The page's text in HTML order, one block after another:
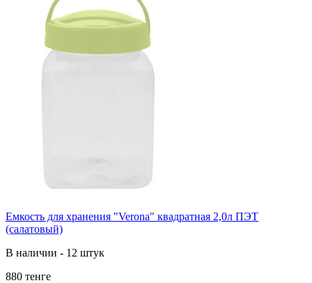
Емкость для хранения "Verona" квадратная 2,0л ПЭТ
(салатовый)
В наличии - 12 штук
880 тенге